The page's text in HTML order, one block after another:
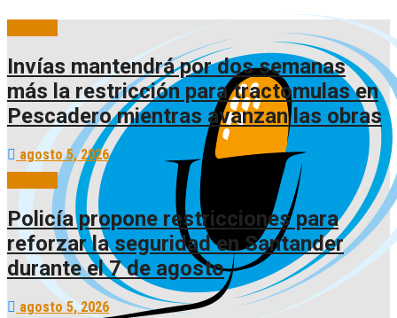
Invías mantendrá por dos semanas
más la restricción para tractomulas en
Pescadero mientras avanzan las obras
agosto 5, 2026
Policía propone restricciones para
reforzar la seguridad en Santander
durante el 7 de agosto
agosto 5, 2026